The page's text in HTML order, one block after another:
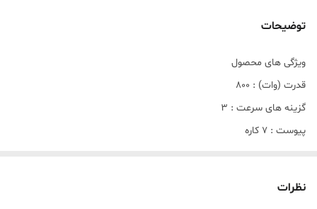
توضیحات
ویژگی های محصول
قدرت (وات) : 800
گزینه های سرعت : 3
پیوست : 7 کاره
نظرات